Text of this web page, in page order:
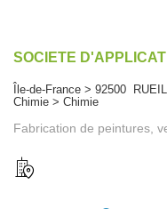
SOCIETE
Île-de-France > 92500
Chimie > Chimie
Fabrication de peintures,